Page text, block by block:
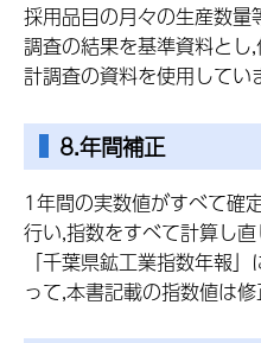
採用品目の月々の生産数
調査の結果を基準資料と
計調査の資料を使用してい
8.年間補正
1年間の実数値がすべて確
行い,指数をすべて計算し
「千葉県鉱工業指数年報
って,本書記載の指数値は